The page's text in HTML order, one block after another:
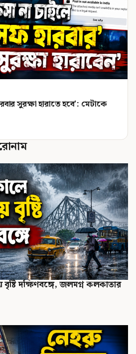
সুরক্ষা হারাতে হবে': মেটাকে
দক্ষিণবঙ্গে, জলমগ্ন কলকাতার